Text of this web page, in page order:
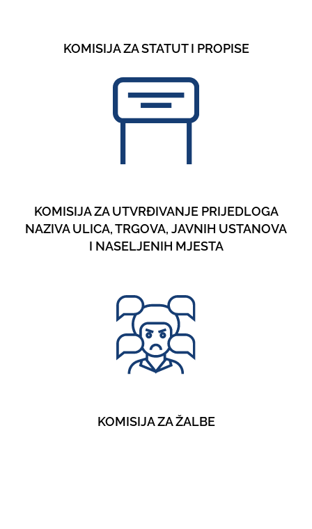
KOMISIJA ZA STATUT I PROPISE
KOMISIJA ZA UTVRĐIVANJE PRIJEDLOGA
NAZIVA ULICA, TRGOVA, JAVNIH USTANOVA
I NASELJENIH MJESTA
KOMISIJA ZA ŽALBE